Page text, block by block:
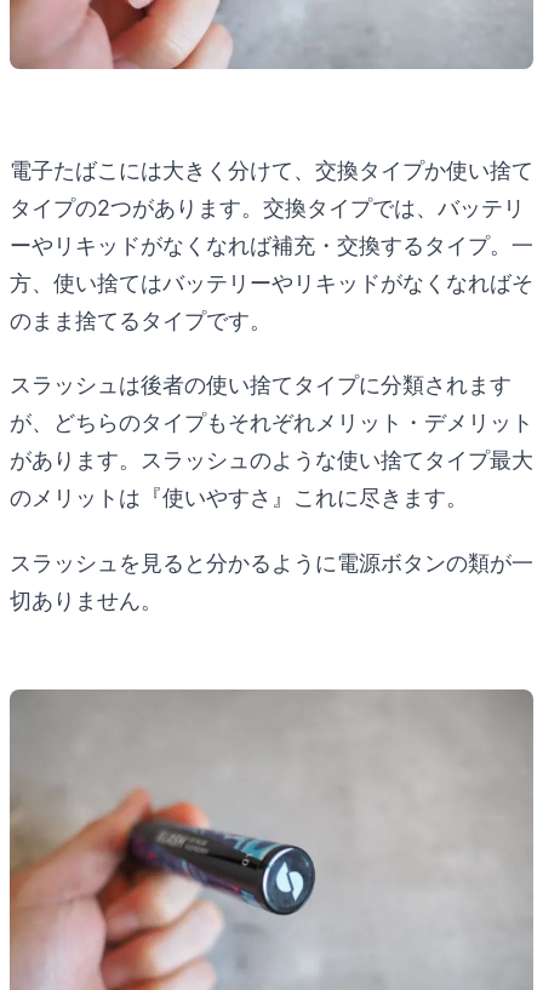
電子たばこには大きく分けて、交換タイプか使い捨て
タイプの2つがあります。交換タイプでは、バッテリ
ーやリキッドがなくなれば補充・交換するタイプ。一
方、使い捨てはバッテリーやリキッドがなくなればそ
のまま捨てるタイプです。
スラッシュは後者の使い捨てタイプに分類されます
が、どちらのタイプもそれぞれメリット・デメリット
があります。スラッシュのような使い捨てタイプ最大
のメリットは『使いやすさ』これに尽きます。
スラッシュを見ると分かるように電源ボタンの類が一
切ありません。